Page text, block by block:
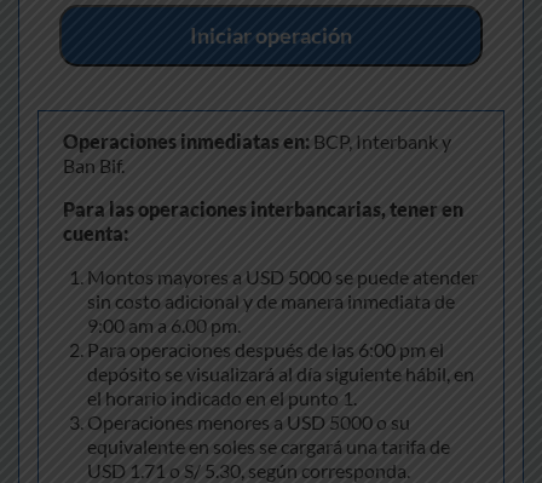
Iniciar operación
Operaciones inmediatas en: BCP, Interbank y
Ban Bif.
Para las operaciones interbancarias, tener en
cuenta:
Montos mayores a USD 5000 se puede atender
sin costo adicional y de manera inmediata de
9:00 am a 6.00 pm.
Para operaciones después de las 6:00 pm el
depósito se visualizará al día siguiente hábil, en
el horario indicado en el punto 1.
Operaciones menores a USD 5000 o su
equivalente en soles se cargará una tarifa de
USD 1.71 o S/ 5.30, según corresponda.